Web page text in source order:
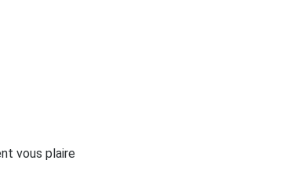
vous plaire